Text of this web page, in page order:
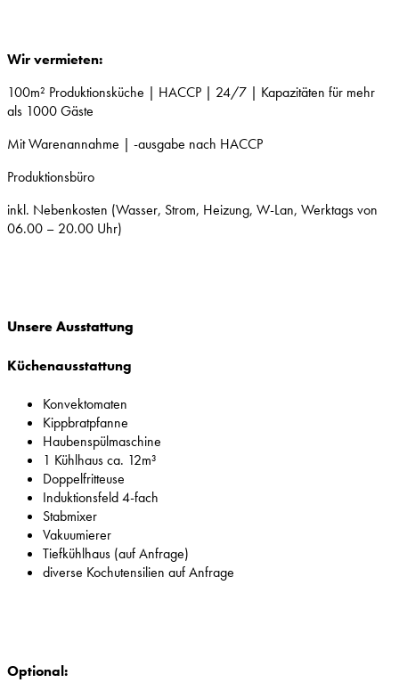
Wir vermieten:
100m² Produktionsküche | HACCP | 24/7 | Kapazitäten für mehr
als 1000 Gäste
Mit Warenannahme | -ausgabe nach HACCP
Produktionsbüro
inkl. Nebenkosten (Wasser, Strom, Heizung, W-Lan, Werktags von
06.00 – 20.00 Uhr)
Unsere Ausstattung
Küchenausstattung
Konvektomaten
Kippbratpfanne
Haubenspülmaschine
1 Kühlhaus ca. 12m³
Doppelfritteuse
Induktionsfeld 4-fach
Stabmixer
Vakuumierer
Tiefkühlhaus (auf Anfrage)
diverse Kochutensilien auf Anfrage
Optional: